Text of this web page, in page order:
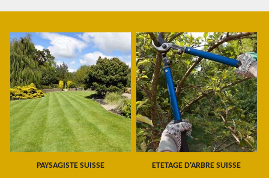
PAYSAGISTE SUISSE ETETAGE D'ARBRE SUISSE